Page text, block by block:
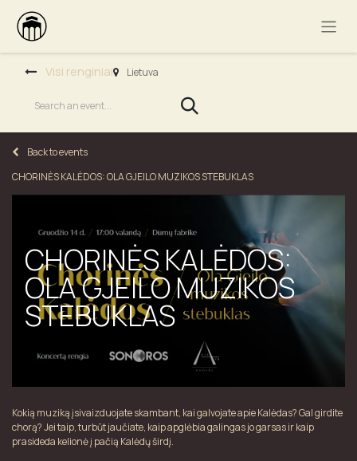
Visi renginiai Lietuva
Back to events
CHORINĖS KALĖDOS: OLA GJEILO MUZIKOS STEBUKLAS
CHORINĖS KALĖDOS:
OLA GJEILO MUZIKOS
STEBUKLAS
Kokią muziką įsivaizduojate skambant, kai galvojate apie Kalėdas? Gal girdite
chorą? Jei taip, turbūt jaučiate, kaip apglėbia galingas jo garsas ir kaip
prasideda kelionė į pačią Kalėdų širdį.